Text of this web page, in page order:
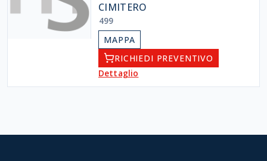
CIMITERO
499
MAPPA
RICHIEDI PREVENTIVO
Dettaglio